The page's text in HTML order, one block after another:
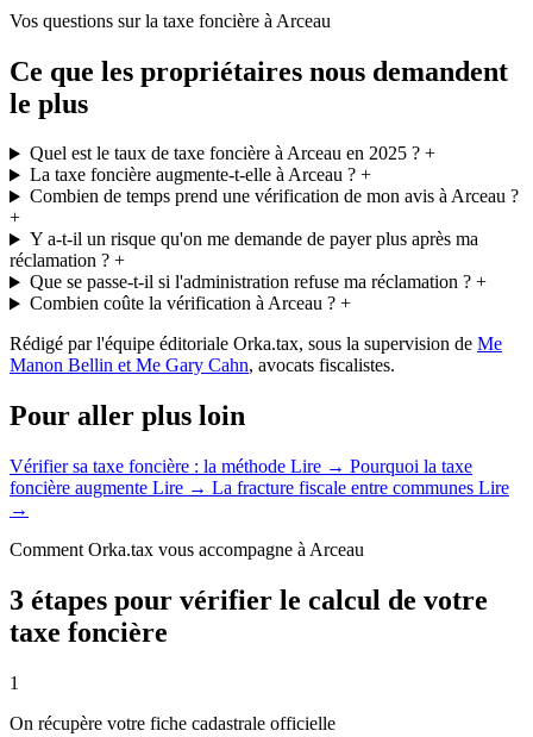
Vos questions sur la taxe foncière à Arceau
Ce que les propriétaires nous demandent
le plus
Quel est le taux de taxe foncière à Arceau en 2025 ?+
La taxe foncière augmente-t-elle à Arceau ?+
Combien de temps prend une vérification de mon avis à Arceau ?
+
Y a-t-il un risque qu'on me demande de payer plus après ma
réclamation ? +
Que se passe-t-il si l'administration refuse ma réclamation ?+
Combien coûte la vérification à Arceau ?+
Rédigé par l'équipe éditoriale Orka.tax, sous la supervision de Me
Manon Bellin et Me Gary Cahn, avocats fiscalistes.
Pour aller plus loin
Vérifier sa taxe foncière : la méthode Lire → Pourquoi la taxe
foncière augmente Lire → La fracture fiscale entre communes Lire
→
Comment Orka.tax vous accompagne à Arceau
3 étapes pour vérifier le calcul de votre
taxe foncière
1
On récupère votre fiche cadastrale officielle